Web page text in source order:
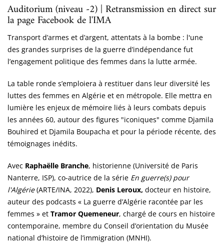
Auditorium (niveau -2) | Retransmission en direct sur
la page Facebook de l'IMA
Transport d’armes et d’argent, attentats à la bombe : l'une
des grandes surprises de la guerre d’indépendance fut
l’engagement politique des femmes dans la lutte armée.
La table ronde s’emploiera à restituer dans leur diversité les
luttes des femmes en Algérie et en métropole. Elle mettra en
lumière les enjeux de mémoire liés à leurs combats depuis
les années 60, autour des figures "iconiques" comme Djamila
Bouhired et Djamila Boupacha et pour la période récente, des
témoignages inédits.
Avec Raphaëlle Branche, historienne (Université de Paris
Nanterre, ISP), co-autrice de la série En guerre(s) pour
l'Algérie(ARTE/INA, 2022), Denis Leroux, docteur en histoire,
auteur des podcasts « La guerre d’Algérie racontée par les
femmes » et Tramor Quemeneur, chargé de cours en histoire
contemporaine, membre du Conseil d’orientation du Musée
national d’histoire de l’immigration (MNHI).